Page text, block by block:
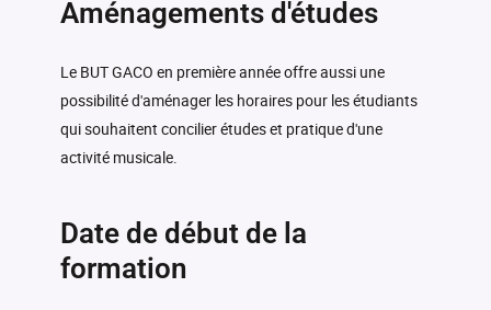
Aménagements d'études
Le BUT GACO en première année offre aussi une
possibilité d'aménager les horaires pour les étudiants
qui souhaitent concilier études et pratique d'une
activité musicale.
Date de début de la
formation